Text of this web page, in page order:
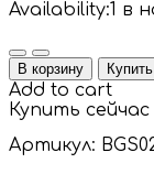
Availability:1 в
Quantity
В корзину
Add to cart
Купить сейчас
Артикул: